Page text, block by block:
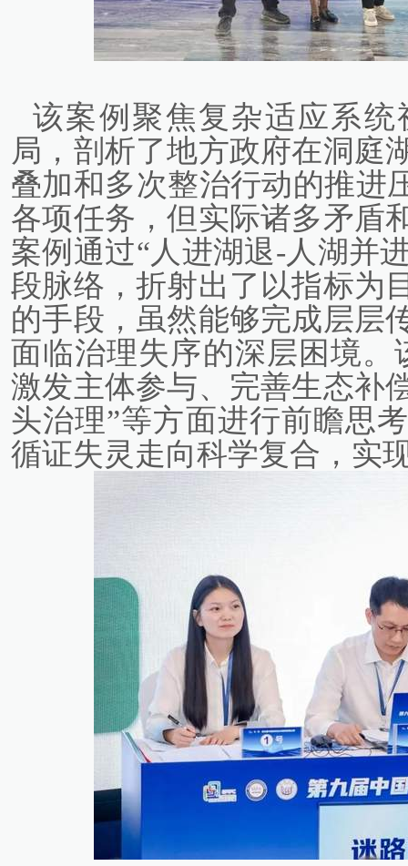
该案例聚焦复杂适应系
局，剖析了地方政府在洞庭
叠加和多次整治行动的推进
各项任务，但实际诸多矛盾
案例通过“人进湖退-人湖并
段脉络，折射出了以指标为
的手段，虽然能够完成层层
面临治理失序的深层困境。
激发主体参与、完善生态补
头治理”等方面进行前瞻思
循证失灵走向科学复合，实